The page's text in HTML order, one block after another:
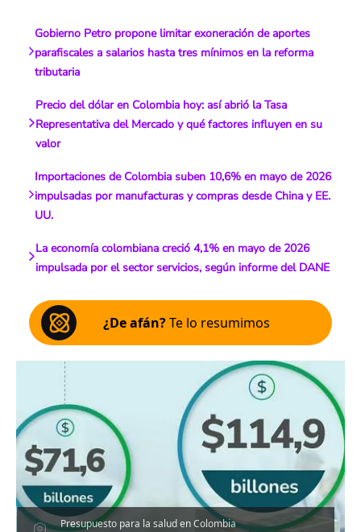
Gobierno Petro propone limitar exoneración de aportes
parafiscales a salarios hasta tres mínimos en la reforma
tributaria
Precio del dólar en Colombia hoy: así abrió la Tasa
Representativa del Mercado y qué factores influyen en su
valor
Importaciones de Colombia suben 10,6% en mayo de 2026
impulsadas por manufacturas y compras desde China y EE.
UU.
La economía colombiana creció 4,1% en mayo de 2026
impulsada por el sector servicios, según informe del DANE
¿De afán?Te lo resumimos
Presupuesto para la salud en Colombia